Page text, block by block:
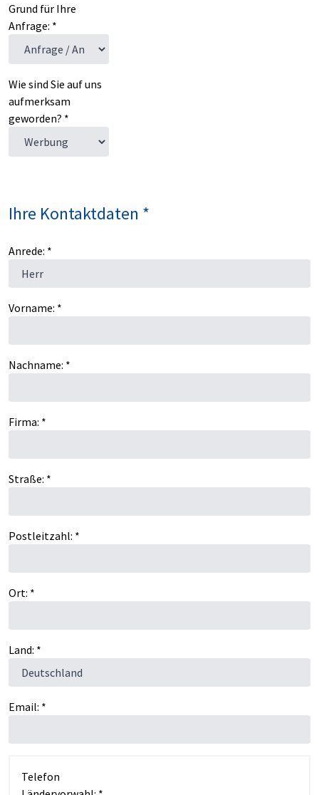
Grund für Ihre
Anfrage: *
Wie sind Sie auf uns
aufmerksam
geworden? *
Ihre Kontaktdaten *
Anrede: *
Vorname: *
Nachname: *
Firma: *
Straße: *
Postleitzahl: *
Ort: *
Land: *
Email: *
Telefon